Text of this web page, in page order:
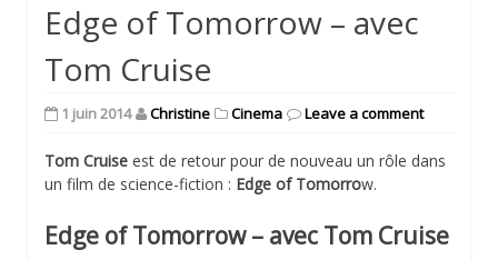
Edge of Tomorrow – avec
Tom Cruise
1 juin 2014 Christine Cinema Leave a comment
Tom Cruise est de retour pour de nouveau un rôle dans
un film de science-fiction : Edge of Tomorrow.
Edge of Tomorrow – avec Tom Cruise